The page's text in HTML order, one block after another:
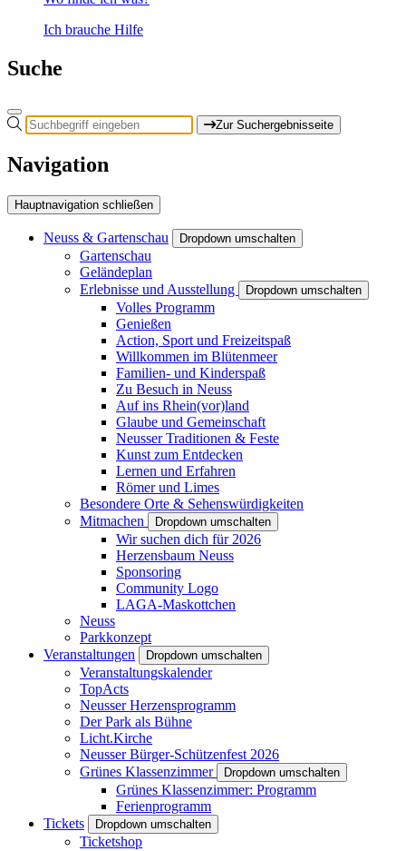
Ich brauche Hilfe
Suche
Zur Suchergebnisseite
Navigation
Hauptnavigation schließen
Neuss & Gartenschau Dropdown umschalten
Gartenschau
Geländeplan
Erlebnisse und Ausstellung
Dropdown umschalten
Volles Programm
Genießen
Action, Sport und Freizeitspaß
Willkommen im Blütenmeer
Familien- und Kinderspaß
Zu Besuch in Neuss
Auf ins Rhein(vor)land
Glaube und Gemeinschaft
Neusser Traditionen & Feste
Kunst zum Entdecken
Lernen und Erfahren
Römer und Limes
Besondere Orte & Sehenswürdigkeiten
Mitmachen
Dropdown umschalten
Wir suchen dich für 2026
Herzensbaum Neuss
Sponsoring
Community Logo
LAGA-Maskottchen
Neuss
Parkkonzept
Veranstaltungen
Dropdown umschalten
Veranstaltungskalender
TopActs
Neusser Herzensprogramm
Der Park als Bühne
Licht.Kirche
Neusser Bürger-Schützenfest 2026
Grünes Klassenzimmer
Dropdown umschalten
Grünes Klassenzimmer: Programm
Ferienprogramm
Tickets
Dropdown umschalten
Ticketshop